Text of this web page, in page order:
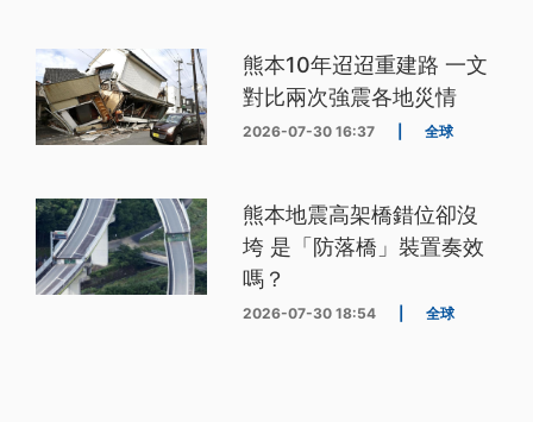
熊本10年迢迢重建路 一文
對比兩次強震各地災情
2026-07-30 16:37 全球
熊本地震高架橋錯位卻沒
垮 是「防落橋」裝置奏效
嗎？
2026-07-30 18:54 全球